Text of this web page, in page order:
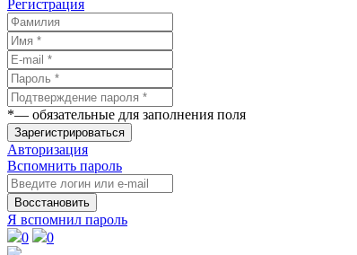
Регистрация
*— обязательные для заполнения поля
Зарегистрироваться
Авторизация
Вспомнить пароль
Восстановить
Я вспомнил пароль
0
0